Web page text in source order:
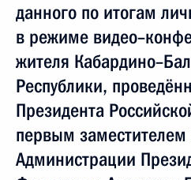
данного по итогам
в режиме
жителя
Республики,
Президента
первым заместителем
Администрации